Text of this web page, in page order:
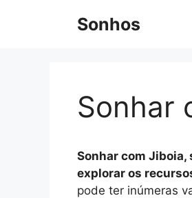
Sonhos
Sonhar
Sonhar com
explorar os
pode ter inúmeras